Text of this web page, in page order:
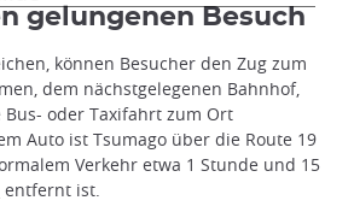
gelungenen Besuch
können Besucher den Zug zum
dem nächstgelegenen Bahnhof,
oder Taxifahrt zum Ort
Auto ist Tsumago über die Route 19
Verkehr etwa 1 Stunde und 15
entfernt ist.